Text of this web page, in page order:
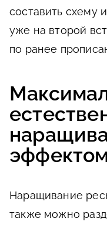
составить схему
уже на второй
по ранее
Наращивание
также можно